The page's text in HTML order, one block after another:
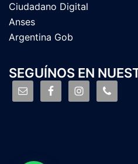
Ciudadano Digital
Anses
Argentina Gob
SEGUÍNOS EN